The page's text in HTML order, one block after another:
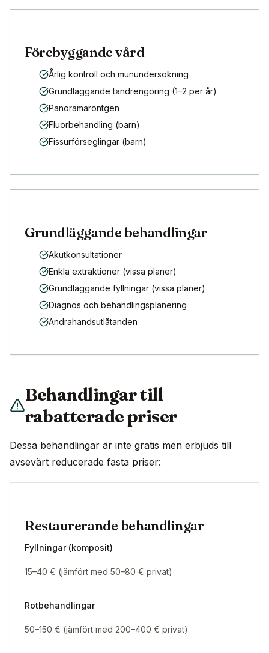
Förebyggande vård
Årlig kontroll och munundersökning
Grundläggande tandrengöring (1–2 per år)
Panoramaröntgen
Fluorbehandling (barn)
Fissurförseglingar (barn)
Grundläggande behandlingar
Akutkonsultationer
Enkla extraktioner (vissa planer)
Grundläggande fyllningar (vissa planer)
Diagnos och behandlingsplanering
Andrahandsutlåtanden
Behandlingar till
rabatterade priser
Dessa behandlingar är inte gratis men erbjuds till
avsevärt reducerade fasta priser:
Restaurerande behandlingar
Fyllningar (komposit)
15–40 € (jämfört med 50–80 € privat)
Rotbehandlingar
50–150 € (jämfört med 200–400 € privat)